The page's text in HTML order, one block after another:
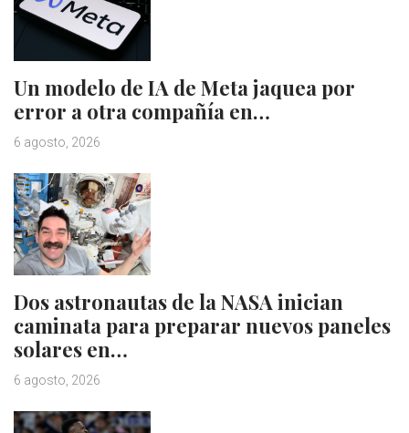
Un modelo de IA de Meta jaquea por
error a otra compañía en…
6 agosto, 2026
Dos astronautas de la NASA inician
caminata para preparar nuevos paneles
solares en…
6 agosto, 2026